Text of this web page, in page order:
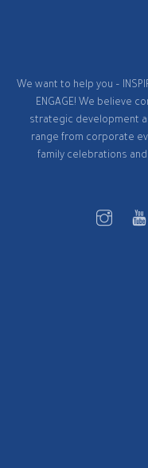
We want to help you –
ENGAGE! We believe
strategic development
range from corporate
family celebrations